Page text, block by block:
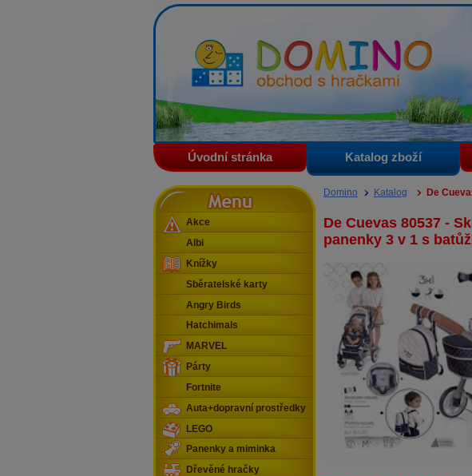
Domino - obchod s hračkami
Úvodní stránka Katalog zboží
Domino Katalog De
De Cuevas 80537 -
panenky 3 v 1 s
Menu
Akce
Albi
Knížky
Sběratelské karty
Angry Birds
Hatchimals
MARVEL
Párty
Fortnite
Auta+dopravní prostředky
LEGO
Panenky a miminka
Dřevěné hračky